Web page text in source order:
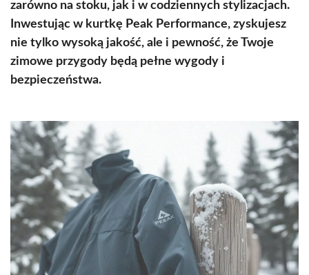
zarówno na stoku, jak i w codziennych stylizacjach.
Inwestując w kurtkę Peak Performance, zyskujesz
nie tylko wysoką jakość, ale i pewność, że Twoje
zimowe przygody będą pełne wygody i
bezpieczeństwa.